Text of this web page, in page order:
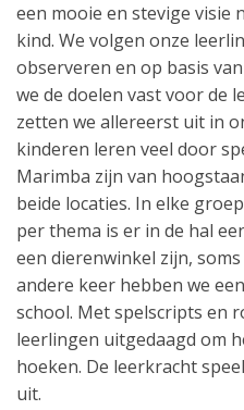
een mooie en stevige visie
kind. We volgen onze
observeren en op basis
we de doelen vast voor de
zetten we allereerst uit in
kinderen leren veel door
Marimba zijn van
beide locaties. In elke
per thema is er in de hal
een dierenwinkel zijn,
andere keer hebben we
school. Met spelscripts en
leerlingen uitgedaagd om
hoeken. De leerkracht
uit.